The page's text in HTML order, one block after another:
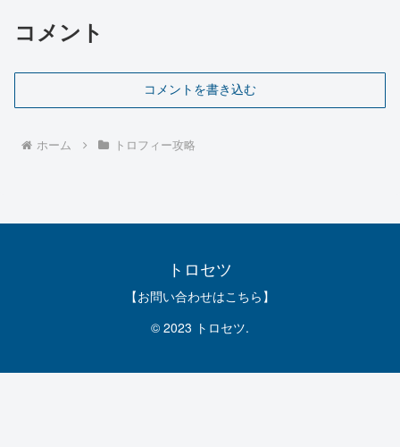
コメント
コメントを書き込む
ホーム トロフィー攻略
トロセツ
【お問い合わせはこちら】
© 2023 トロセツ.